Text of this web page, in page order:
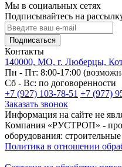
Мы в социальных сетях
Подписывайтесь на
Подписаться
Контакты
140000, МО, г. Люберцы,
Пн - Пт: 8:00-17:00
Сб - Вс: по договоренности
+7 (927) 103-78-51 +7 (977)
Заказать звонок
Информация на сайте не
Компания «РУСТРОП» -
оборудования: строительные
Политика в отношении